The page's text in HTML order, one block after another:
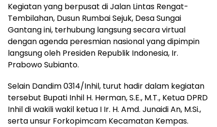
​Kegiatan yang berpusat di Jalan Lintas Rengat-
Tembilahan, Dusun Rumbai Sejuk, Desa Sungai
Gantang ini, terhubung langsung secara virtual
dengan agenda peresmian nasional yang dipimpin
langsung oleh Presiden Republik Indonesia, Ir.
Prabowo Subianto.
​Selain Dandim 0314/Inhil, turut hadir dalam kegiatan
tersebut Bupati Inhil H. Herman, S.E., M.T., Ketua DPRD
Inhil di wakili wakil ketua I Ir. H. Amd. Junaidi An, M.Si.,
serta unsur Forkopimcam Kecamatan Kempas.